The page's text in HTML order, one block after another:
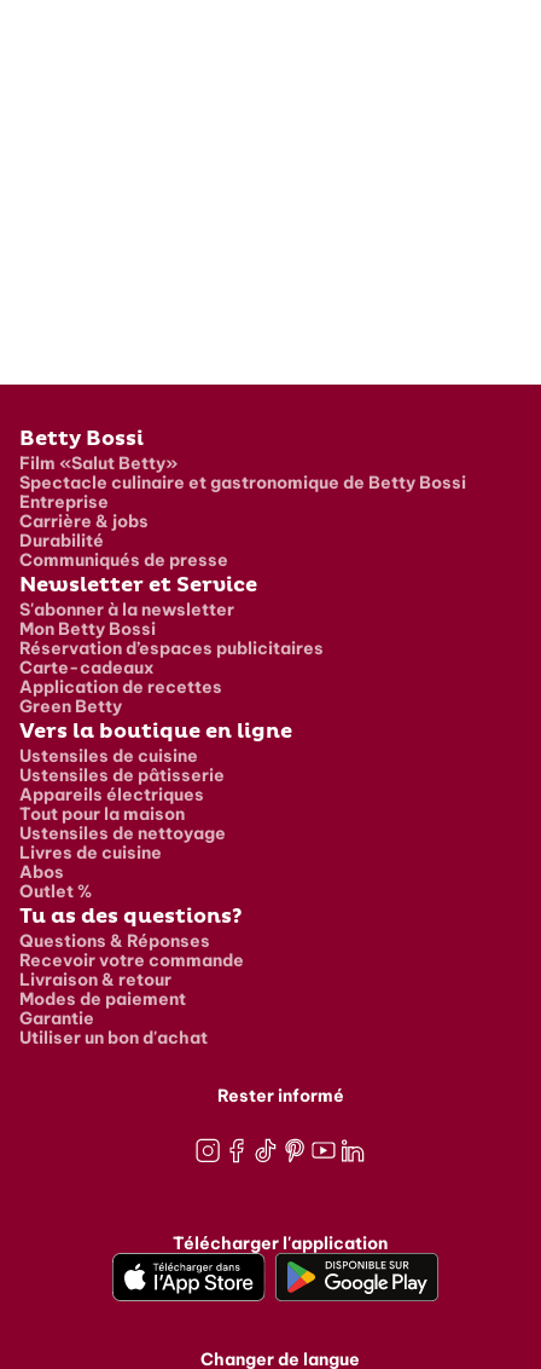
Pied de page
Betty Bossi
Film «Salut Betty»
Spectacle culinaire et gastronomique de Betty Bossi
Entreprise
Carrière & jobs
Durabilité
Communiqués de presse
Newsletter et Service
S'abonner à la newsletter
Mon Betty Bossi
Réservation d’espaces publicitaires
Carte-cadeaux
Application de recettes
Green Betty
Vers la boutique en ligne
Ustensiles de cuisine
Ustensiles de pâtisserie
Appareils électriques
Tout pour la maison
Ustensiles de nettoyage
Livres de cuisine
Abos
Outlet %
Tu as des questions?
Questions & Réponses
Recevoir votre commande
Livraison & retour
Modes de paiement
Garantie
Utiliser un bon d'achat
Rester informé
Télécharger l'application
Changer de langue